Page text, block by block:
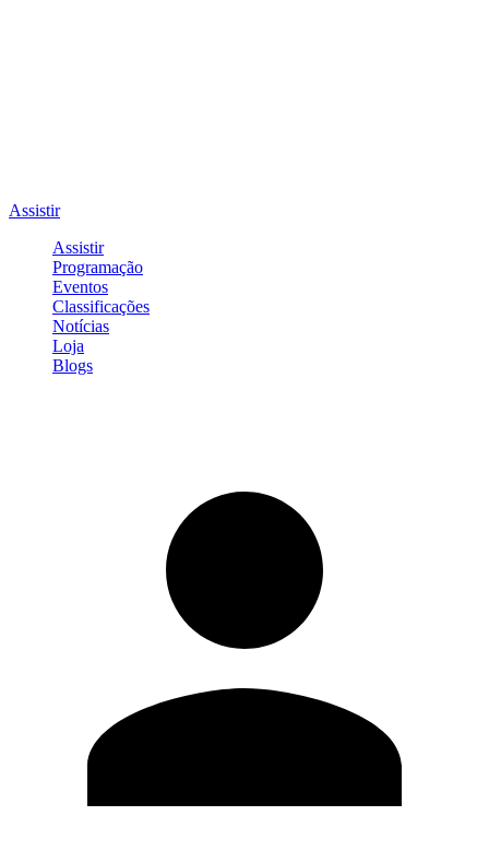
Assistir
Assistir
Programação
Eventos
Classificações
Notícias
Loja
Blogs